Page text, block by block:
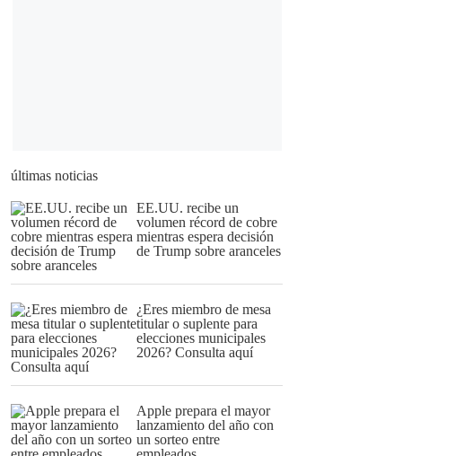
últimas noticias
EE.UU. recibe un
volumen récord de cobre
mientras espera decisión
de Trump sobre aranceles
¿Eres miembro de mesa
titular o suplente para
elecciones municipales
2026? Consulta aquí
Apple prepara el mayor
lanzamiento del año con
un sorteo entre